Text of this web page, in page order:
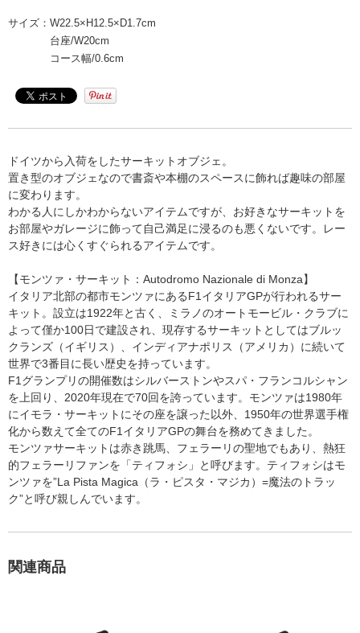
サイズ： W22.5×H12.5×D1.7cm
台座/W20cm
コース幅/0.6cm
ドイツから入荷をしたサーキットオブジェ。
置き型のオブジェなので書斎や本棚のスペースに飾れば趣味の部屋
に変わります。
わかる人にしかわからないアイテムですが、お好きなサーキットを
お部屋やガレージに飾って自己満足に浸るのも悪くないです。レー
ス好きには心くすぐられるアイテムです。
【モンツァ・サーキット：Autodromo Nazionale di Monza】
イタリア北部の都市モンツァにあるF1イタリアGPが行われるサー
キット。設立は1922年と古く、ミラノのオートモービル・クラブに
よって僅か100日で建設され、現存するサーキットとしてはブルッ
クランズ（イギリス）、インディアナポリス（アメリカ）に続いて
世界で3番目に長い歴史を持っています。
F1グランプリの開催数はシルバーストンやスパ・フランコルシャン
を上回り、2020年現在で70回を誇っています。モンツァは1980年
にイモラ・サーキットにその座を譲った以外、1950年の世界選手権
化から数えて全てのF1イタリアGPの舞台を務めてきました。
モンツァサーキットは赤き跳馬、フェラーリの聖地でもあり、熱狂
的フェラーリファンを「ティフォシ」と呼びます。ティフォシはモ
ンツァを”La Pista Magica（ラ・ピスタ・マジカ）=魔法のトラッ
ク”と呼び親しんでいます。
関連商品